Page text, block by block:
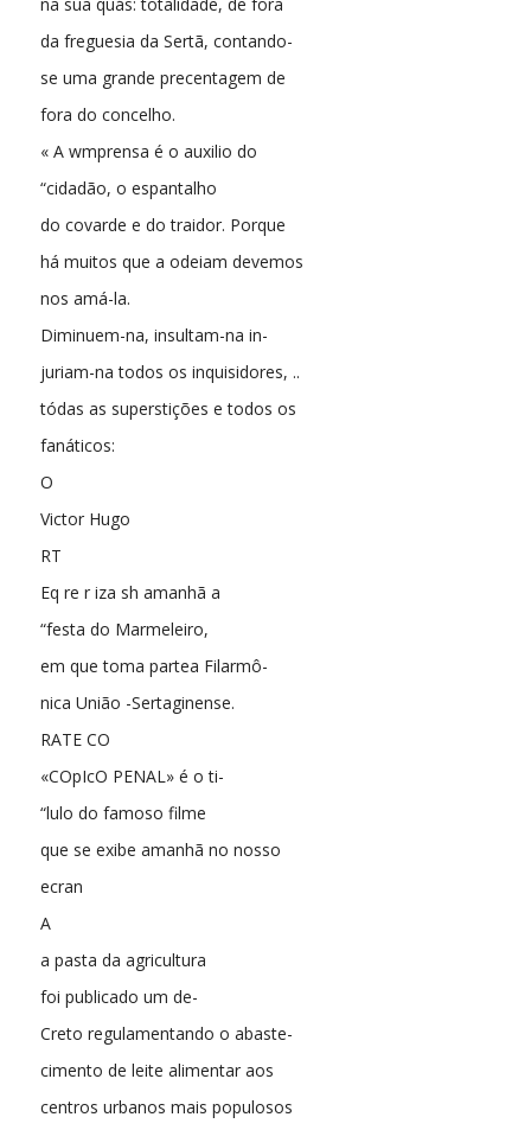
da freguesia da Sertã, contando-
se uma grande precentagem de
fora do concelho.
« A wmprensa é o auxilio do
“cidadão, o espantalho
do covarde e do traidor. Porque
há muitos que a odeiam devemos
nos amá-la.
Diminuem-na, insultam-na in-
juriam-na todos os inquisidores, ..
tódas as superstições e todos os
fanáticos:
O
Victor Hugo
RT
Eq re r iza sh amanhã a
“festa do Marmeleiro,
em que toma partea Filarmô-
nica União -Sertaginense.
RATE CO
«COpIcO PENAL» é o ti-
“lulo do famoso filme
que se exibe amanhã no nosso
ecran
A
a pasta da agricultura
foi publicado um de-
Creto regulamentando o abaste-
cimento de leite alimentar aos
centros urbanos mais populosos